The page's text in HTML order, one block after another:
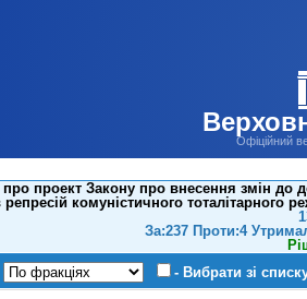
Офіційний
проект Закону про внесення змін до
репресій комуністичного тоталітарного
За:237 Проти:4
- Вибрати зі